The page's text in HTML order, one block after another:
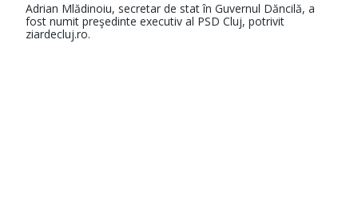
Adrian Mlădinoiu, secretar de stat în Guvernul Dăncilă, a
fost numit preşedinte executiv al PSD Cluj, potrivit
ziardecluj.ro.